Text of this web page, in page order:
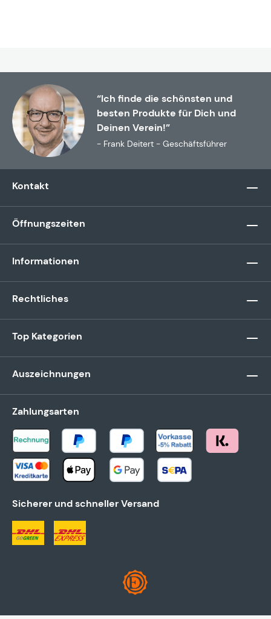
“Ich finde die schönsten und
besten Produkte für Dich und
Deinen Verein!”
- Frank Deitert - Geschäftsführer
Kontakt
Öffnungszeiten
Informationen
Rechtliches
Top Kategorien
Auszeichnungen
Zahlungsarten
Sicherer und schneller Versand